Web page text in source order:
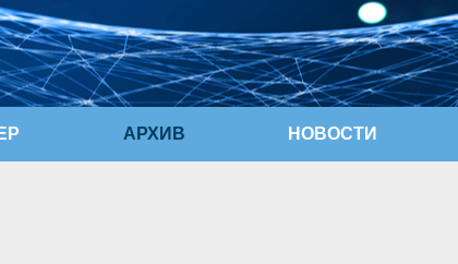
АРХИВ НОВОСТИ